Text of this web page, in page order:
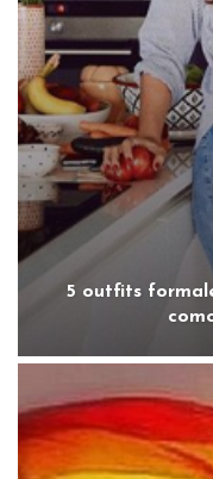
5 outfits